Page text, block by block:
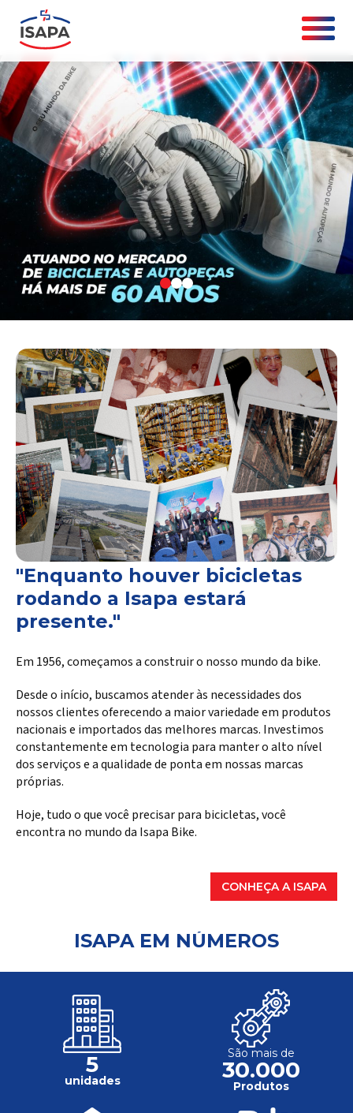
"Enquanto houver bicicletas
rodando a Isapa estará
presente."
Em 1956, começamos a construir o nosso mundo da bike.
Desde o início, buscamos atender às necessidades dos
nossos clientes oferecendo a maior variedade em produtos
nacionais e importados das melhores marcas. Investimos
constantemente em tecnologia para manter o alto nível
dos serviços e a qualidade de ponta em nossas marcas
próprias.
Hoje, tudo o que você precisar para bicicletas, você
encontra no mundo da Isapa Bike.
CONHEÇA A ISAPA
ISAPA EM NÚMEROS
5
unidades
São mais de
30.000
Produtos